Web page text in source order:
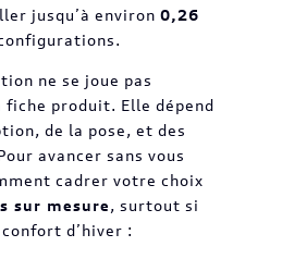
jusqu’à environ 0,26
ne se joue pas
fiche produit. Elle dépend
de la pose, et des
avancer sans vous
cadrer votre choix
sur mesure, surtout si
d’hiver :